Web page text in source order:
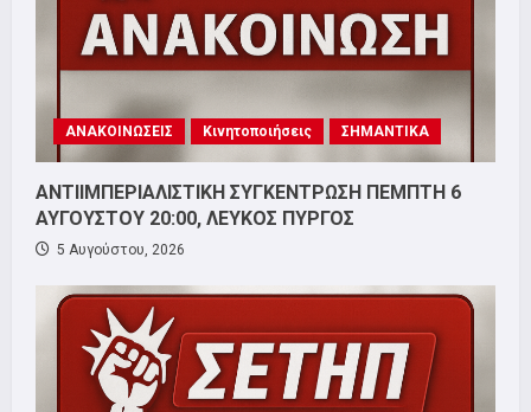
ΑΝΑΚΟΙΝΩΣΕΙΣ Κινητοποιήσεις ΣΗΜΑΝΤΙΚΑ
ΑΝΤΙΙΜΠΕΡΙΑΛΙΣΤΙΚΗ ΣΥΓΚΕΝΤΡΩΣΗ ΠΕΜΠΤΗ 6
ΑΥΓΟΥΣΤΟΥ 20:00, ΛΕΥΚΟΣ ΠΥΡΓΟΣ
5 Αυγούστου, 2026